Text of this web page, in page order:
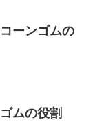
ーンゴムの
ムの役割